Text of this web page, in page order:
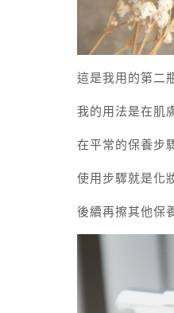
這是我用的第二
我的用法是在肌
在平常的保養步
使用步驟就是化
後續再擦其他保